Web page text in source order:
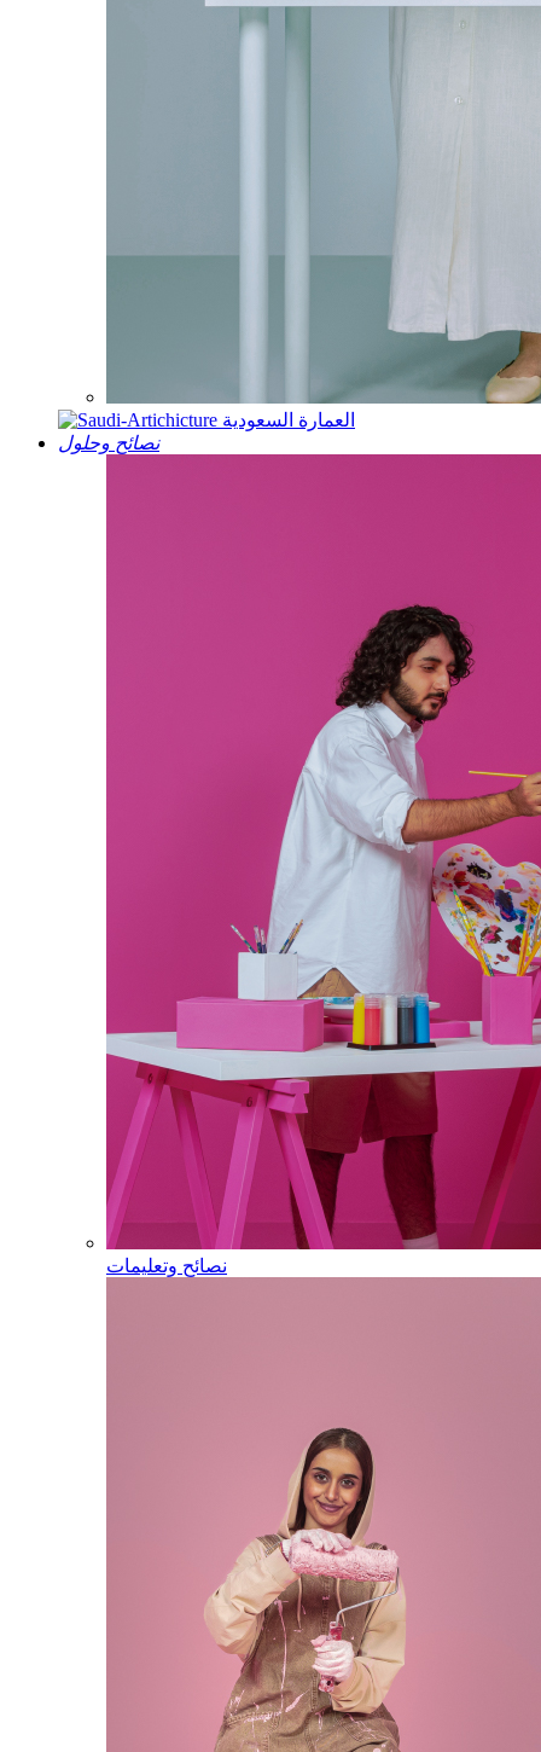
العمارة السعودية
نصائح وحلول
نصائح وتعليمات